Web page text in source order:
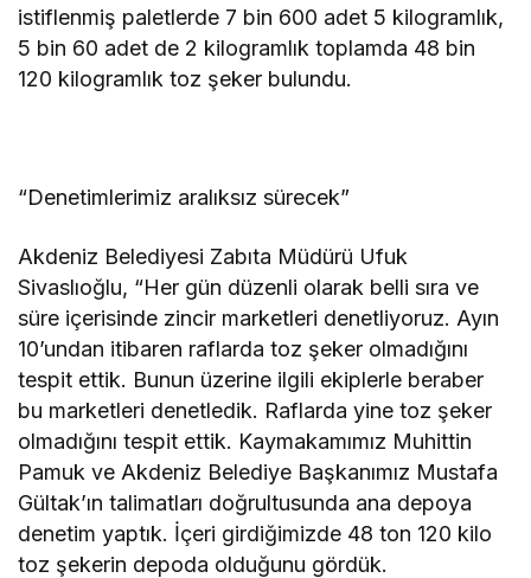
istiflenmiş paletlerde 7 bin 600 adet 5 kilogramlık,
5 bin 60 adet de 2 kilogramlık toplamda 48 bin
120 kilogramlık toz şeker bulundu.
“Denetimlerimiz aralıksız sürecek”
Akdeniz Belediyesi Zabıta Müdürü Ufuk
Sivaslıoğlu, “Her gün düzenli olarak belli sıra ve
süre içerisinde zincir marketleri denetliyoruz. Ayın
10’undan itibaren raflarda toz şeker olmadığını
tespit ettik. Bunun üzerine ilgili ekiplerle beraber
bu marketleri denetledik. Raflarda yine toz şeker
olmadığını tespit ettik. Kaymakamımız Muhittin
Pamuk ve Akdeniz Belediye Başkanımız Mustafa
Gültak’ın talimatları doğrultusunda ana depoya
denetim yaptık. İçeri girdiğimizde 48 ton 120 kilo
toz şekerin depoda olduğunu gördük.